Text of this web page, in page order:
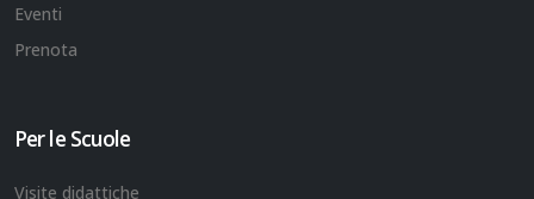
Eventi
Prenota
Per le Scuole
Visite didattiche